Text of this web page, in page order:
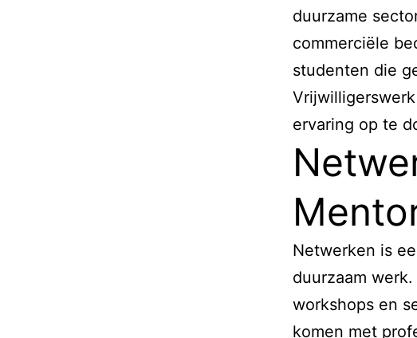
duurzame
commerciële
studenten die
ervaring op te
Netwerken is
duurzaam
workshops en
komen met